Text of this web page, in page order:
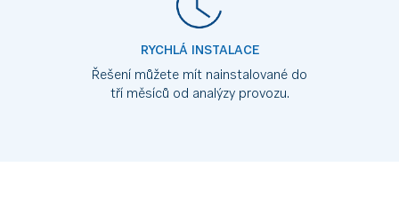
RYCHLÁ INSTALACE
Řešení můžete mít nainstalované do
tří měsíců od analýzy provozu.